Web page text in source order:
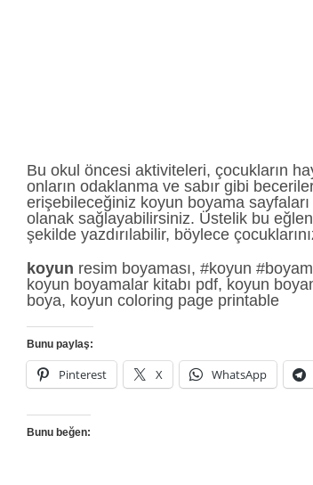
Bu okul öncesi aktiviteleri, çocukların
onların odaklanma ve sabır gibi
erişebileceğiniz koyun boyama sayfaları
olanak sağlayabilirsiniz. Üstelik bu
şekilde yazdırılabilir, böylece
koyun resim boyaması, #koyun
koyun boyamalar kitabı pdf, koyun
boya, koyun coloring page printable
Bunu paylaş:
Pinterest X WhatsApp
Bunu beğen: